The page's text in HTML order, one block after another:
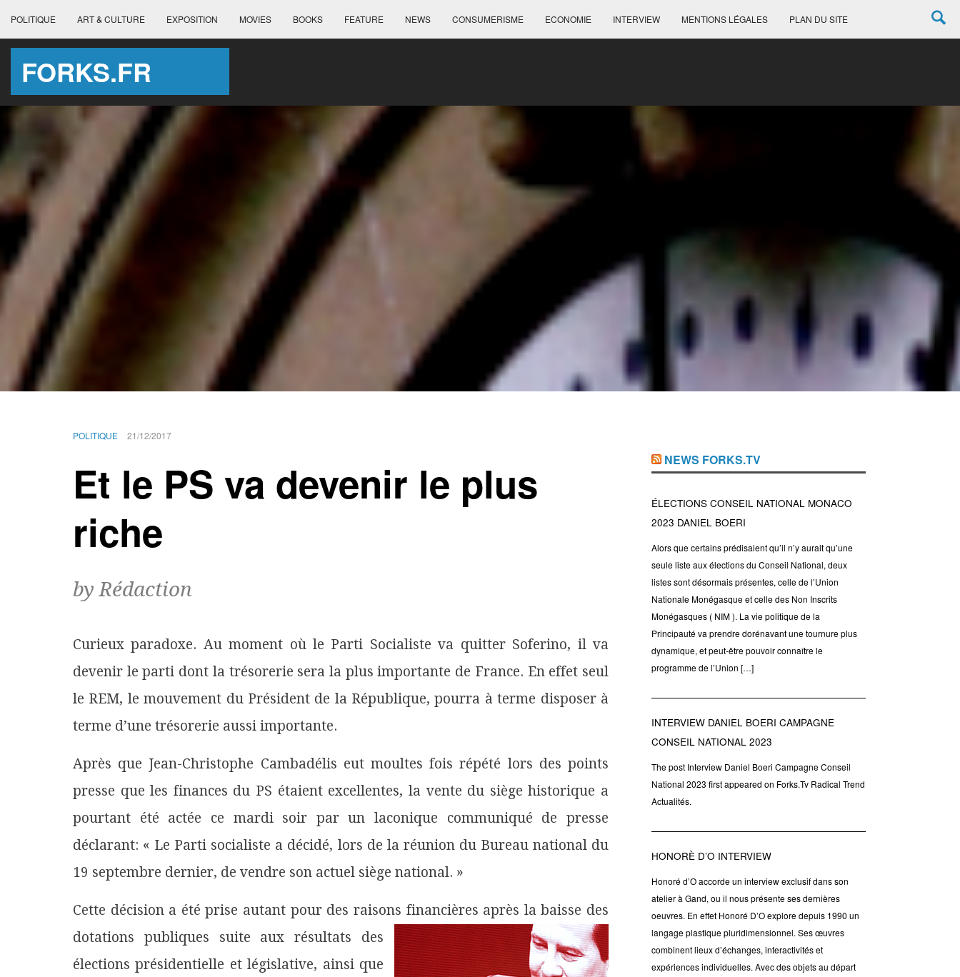
POLITIQUE ART & CULTURE EXPOSITION MOVIES BOOKS FEATURE NEWS CONSUMERISME ECONOMIE INTERVIEW MENTIONS LÉGALES PLAN DU SITE
FORKS.FR
POLITIQUE 21/12/2017
Et le PS va devenir le plus
riche
by Rédaction
Curieux paradoxe. Au moment où le Parti Socialiste va quitter Soferino, il va
devenir le parti dont la trésorerie sera la plus importante de France. En effet seul
le REM, le mouvement du Président de la République, pourra à terme disposer à
terme d’une trésorerie aussi importante.
Après que Jean-Christophe Cambadélis eut moultes fois répété lors des points
presse que les finances du PS étaient excellentes, la vente du siège historique a
pourtant été actée ce mardi soir par un laconique communiqué de presse
déclarant: « Le Parti socialiste a décidé, lors de la réunion du Bureau national du
19 septembre dernier, de vendre son actuel siège national. »
Cette décision a été prise autant pour des raisons financières après la baisse des
dotations publiques
suite aux résultats des
élections présidentielle et législative, ainsi que
NEWS FORKS.TV
ÉLECTIONS CONSEIL NATIONAL MONACO
2023 DANIEL BOERI
Alors que certains prédisaient qu’il n’y aurait qu’une
seule liste aux élections du Conseil National, deux
listes sont désormais présentes, celle de l’Union
Nationale Monégasque et celle des Non Inscrits
Monégasques ( NIM ). La vie politique de la
Principauté va prendre dorénavant une tournure plus
dynamique, et peut-être pouvoir connaître le
programme de l’Union […]
INTERVIEW DANIEL BOERI CAMPAGNE
CONSEIL NATIONAL 2023
The post Interview Daniel Boeri Campagne Conseil
National 2023 first appeared on Forks.Tv Radical Trend
Actualités.
HONORÈ D’O INTERVIEW
Honoré d’O accorde un interview exclusif dans son
atelier à Gand, ou il nous présente ses dernières
oeuvres. En effet Honoré D’O explore depuis 1990 un
langage plastique pluridimensionnel. Ses œuvres
combinent lieux d’échanges, interactivités et
expériences individuelles. Avec des objets au départ